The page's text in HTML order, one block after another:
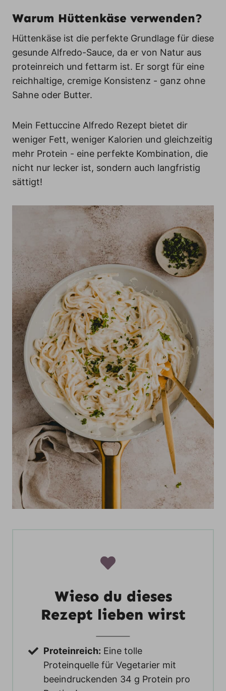
Warum Hüttenkäse verwenden?
Hüttenkäse ist die perfekte Grundlage für diese
gesunde Alfredo-Sauce, da er von Natur aus
proteinreich und fettarm ist. Er sorgt für eine
reichhaltige, cremige Konsistenz - ganz ohne
Sahne oder Butter.
Mein Fettuccine Alfredo Rezept bietet dir
weniger Fett, weniger Kalorien und gleichzeitig
mehr Protein - eine perfekte Kombination, die
nicht nur lecker ist, sondern auch langfristig
sättigt!
Wieso du dieses
Rezept lieben wirst
Proteinreich: Eine tolle
Proteinquelle für Vegetarier mit
beeindruckenden 34 g Protein pro